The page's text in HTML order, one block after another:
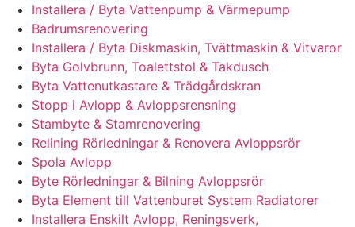
Installera / Byta Vattenpump & Värmepump
Badrumsrenovering
Installera / Byta Diskmaskin, Tvättmaskin & Vitvaror
Byta Golvbrunn, Toalettstol & Takdusch
Byta Vattenutkastare & Trädgårdskran
Stopp i Avlopp & Avloppsrensning
Stambyte & Stamrenovering
Relining Rörledningar & Renovera Avloppsrör
Spola Avlopp
Byte Rörledningar & Bilning Avloppsrör
Byta Element till Vattenburet System Radiatorer
Installera Enskilt Avlopp, Reningsverk,